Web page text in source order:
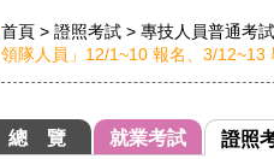
首頁 > 證照考試 > 專技人員普通考試
領隊人員」12/1~10 報名、3/12~13
總 覽 就業考試 證照